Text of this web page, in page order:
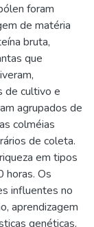
foram
de matéria
bruta,
que
de cultivo e
agrupados de
colméias
de coleta.
em tipos
horas. Os
influentes no
aprendizagem
genéticas,